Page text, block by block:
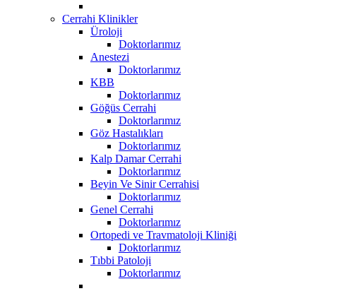
Cerrahi Klinikler
Üroloji
Doktorlarımız
Anestezi
Doktorlarımız
KBB
Doktorlarımız
Göğüs Cerrahi
Doktorlarımız
Göz Hastalıkları
Doktorlarımız
Kalp Damar Cerrahi
Doktorlarımız
Beyin Ve Sinir Cerrahisi
Doktorlarımız
Genel Cerrahi
Doktorlarımız
Ortopedi ve Travmatoloji Kliniği
Doktorlarımız
Tıbbi Patoloji
Doktorlarımız